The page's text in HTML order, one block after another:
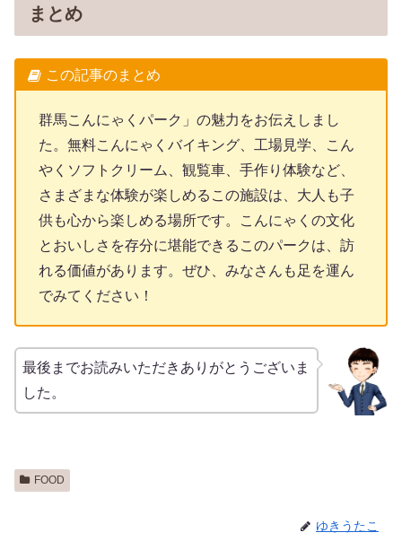
まとめ
この記事のまとめ
群馬こんにゃくパーク」の魅力をお伝えしまし
た。無料こんにゃくバイキング、工場見学、こん
やくソフトクリーム、観覧車、手作り体験など、
さまざまな体験が楽しめるこの施設は、大人も子
供も心から楽しめる場所です。こんにゃくの文化
とおいしさを存分に堪能できるこのパークは、訪
れる価値があります。ぜひ、みなさんも足を運ん
でみてください！
最後までお読みいただきありがとうございま
した。
FOOD
ゆきうたこ